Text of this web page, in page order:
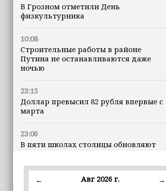
В Грозном отметили День
физкультурника
10:08
Строительные работы в районе
Путина не останавливаются даже
ночью
23:15
Доллар превысил 82 рубля впервые с
марта
23:06
В пяти школах столицы обновляют
← Авг 2026 г.
→